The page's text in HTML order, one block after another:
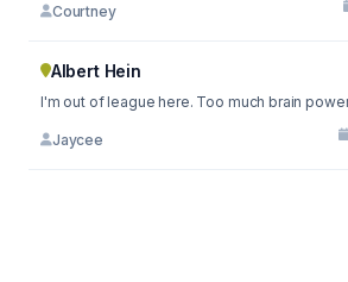
Courtney
Albert Hein
I'm out of league here. Too much brain
Jaycee